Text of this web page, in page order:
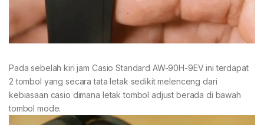
Pada sebelah kiri jam Casio Standard AW-90H-9EV ini terdapat
2 tombol yang secara tata letak sedikit melenceng dari
kebiasaan casio dimana letak tombol adjust berada di bawah
tombol mode.